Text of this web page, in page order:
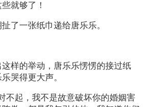
就够了！
了一张纸巾递给唐乐乐。
样的举动，唐乐乐愣愣的接过纸
哭得更大声。
起，我不是故意破坏你的婚姻害